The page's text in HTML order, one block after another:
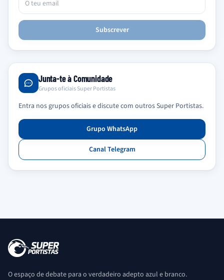
Subscrever
Junta-te à Comunidade
Grupos oficiais Super Portistas
Entra nos grupos oficiais e discute com outros Super Portistas.
Grupo WhatsApp
Canal Telegram
O espaço de debate para o verdadeiro adepto azul e branco.